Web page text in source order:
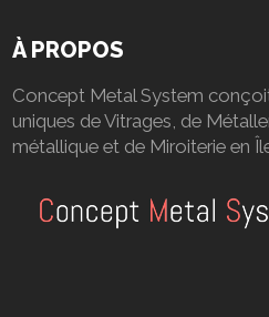
À PROPOS
Concept Metal System
uniques de Vitrages, de
métallique et de Miroiterie en